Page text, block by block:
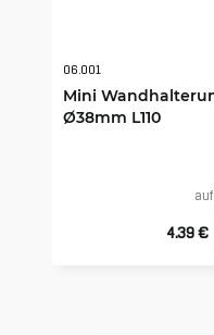
06.001
Mini
Ø38mm L110
4.39 €